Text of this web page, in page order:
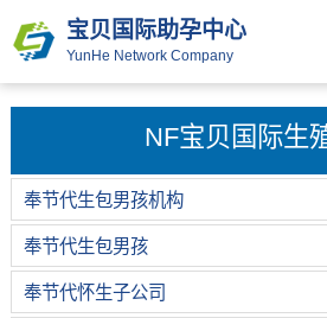
宝贝国际助孕中心
YunHe Network Company
NF宝贝国际生
奉节代生包男孩机构
奉节代生包男孩
奉节代怀生子公司